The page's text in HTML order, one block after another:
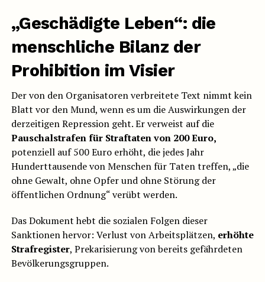
„Geschädigte Leben“: die
menschliche Bilanz der
Prohibition im Visier
Der von den Organisatoren verbreitete Text nimmt kein
Blatt vor den Mund, wenn es um die Auswirkungen der
derzeitigen Repression geht. Er verweist auf die
Pauschalstrafen für Straftaten von 200 Euro,
potenziell auf 500 Euro erhöht, die jedes Jahr
Hunderttausende von Menschen für Taten treffen, „die
ohne Gewalt, ohne Opfer und ohne Störung der
öffentlichen Ordnung“ verübt werden.
Das Dokument hebt die sozialen Folgen dieser
Sanktionen hervor: Verlust von Arbeitsplätzen, erhöhte
Strafregister, Prekarisierung von bereits gefährdeten
Bevölkerungsgruppen.